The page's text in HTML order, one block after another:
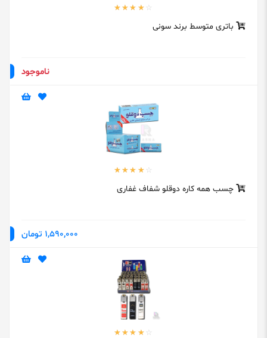
باتری متوسط برند سونی
ناموجود
چسب همه کاره دوقلو شفاف غفاری
1,590,000 تومان